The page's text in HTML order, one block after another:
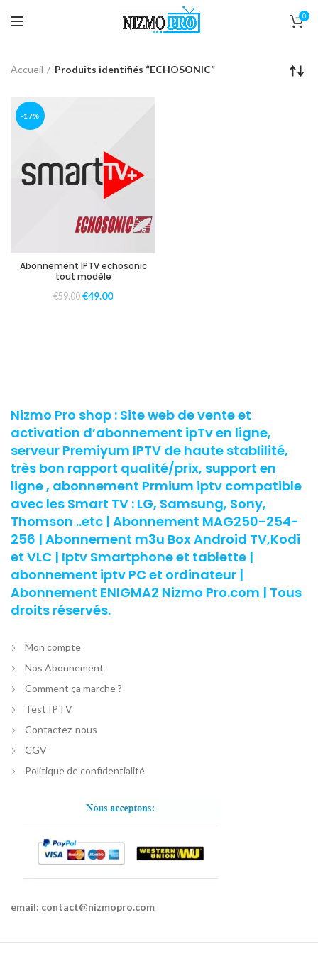
0
Accueil Produits identifiés “ECHOSONIC”
-17%
Abonnement IPTV echosonic
tout modèle
€59.00 €49.00
Nizmo Pro shop : Site web de vente et
activation d’abonnement ipTv en ligne,
serveur Premiyum IPTV de haute stablilité,
très bon rapport qualité/prix, support en
ligne , abonnement Prmium iptv compatible
avec les Smart TV : LG, Samsung, Sony,
Thomson ..etc | Abonnement MAG250-254-
256 | Abonnement m3u Box Android TV,Kodi
et VLC | Iptv Smartphone et tablette |
abonnement iptv PC et ordinateur |
Abonnement ENIGMA2 Nizmo Pro.com | Tous
droits réservés.
Mon compte
Nos Abonnement
Comment ça marche ?
Test IPTV
Contactez-nous
CGV
Politique de confidentialité
email: contact@nizmopro.com